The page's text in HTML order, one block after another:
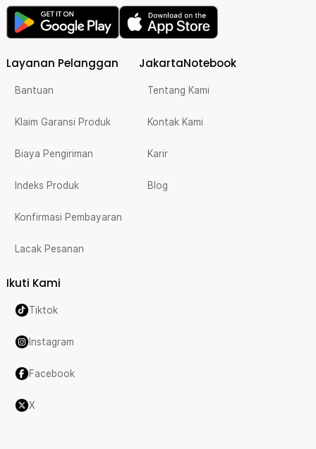
Layanan Pelanggan
Bantuan
Klaim Garansi Produk
Biaya Pengiriman
Indeks Produk
Konfirmasi Pembayaran
Lacak Pesanan
JakartaNotebook
Tentang Kami
Kontak Kami
Karir
Blog
Ikuti Kami
Tiktok
Instagram
Facebook
X